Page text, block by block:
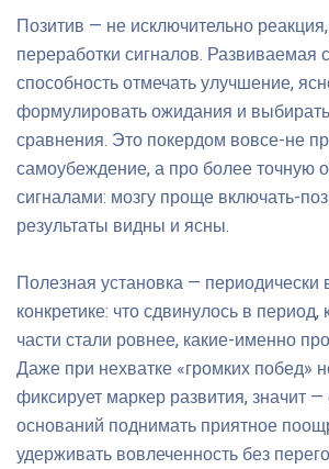
Позитив — не исключительно
переработки сигналов. Развиваемая
способность отмечать улучшение,
формулировать ожидания и
сравнения. Это покердом вовсе-не
самоубеждение, а про более точную
сигналами: мозгу проще включать-
результаты видны и ясны.
Полезная установка — периодически
конкретике: что сдвинулось в
части стали ровнее, какие-именно
Даже при нехватке «громких побед»
фиксирует маркер развития, значит
оснований поднимать приятное
удерживать вовлеченность без